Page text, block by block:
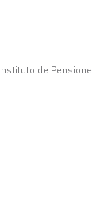
de